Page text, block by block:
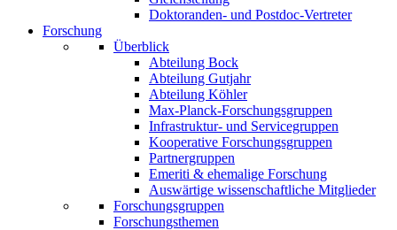
Doktoranden- und Postdoc-Vertreter
Forschung
Überblick
Abteilung Bock
Abteilung Gutjahr
Abteilung Köhler
Max-Planck-Forschungsgruppen
Infrastruktur- und Servicegruppen
Kooperative Forschungsgruppen
Partnergruppen
Emeriti & ehemalige Forschung
Auswärtige wissenschaftliche Mitglieder
Forschungsgruppen
Forschungsthemen